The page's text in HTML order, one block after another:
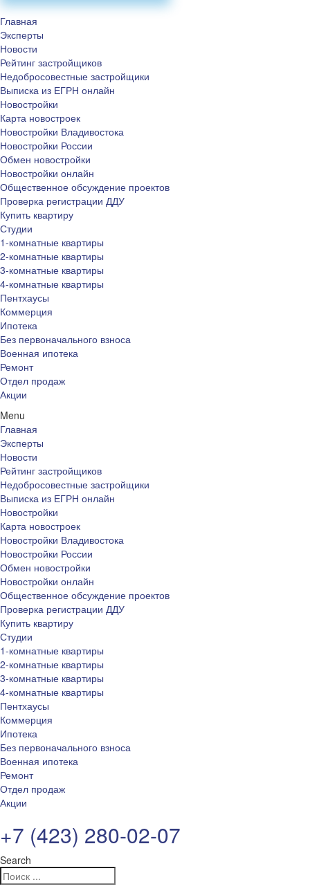
Главная
Эксперты
Новости
Рейтинг застройщиков
Недобросовестные застройщики
Выписка из ЕГРН онлайн
Новостройки
Карта новостроек
Новостройки Владивостока
Новостройки России
Обмен новостройки
Новостройки онлайн
Общественное обсуждение проектов
Проверка регистрации ДДУ
Купить квартиру
Студии
1-комнатные квартиры
2-комнатные квартиры
3-комнатные квартиры
4-комнатные квартиры
Пентхаусы
Коммерция
Ипотека
Без первоначального взноса
Военная ипотека
Ремонт
Отдел продаж
Акции
Menu
Главная
Эксперты
Новости
Рейтинг застройщиков
Недобросовестные застройщики
Выписка из ЕГРН онлайн
Новостройки
Карта новостроек
Новостройки Владивостока
Новостройки России
Обмен новостройки
Новостройки онлайн
Общественное обсуждение проектов
Проверка регистрации ДДУ
Купить квартиру
Студии
1-комнатные квартиры
2-комнатные квартиры
3-комнатные квартиры
4-комнатные квартиры
Пентхаусы
Коммерция
Ипотека
Без первоначального взноса
Военная ипотека
Ремонт
Отдел продаж
Акции
+7 (423) 280-02-07
Search